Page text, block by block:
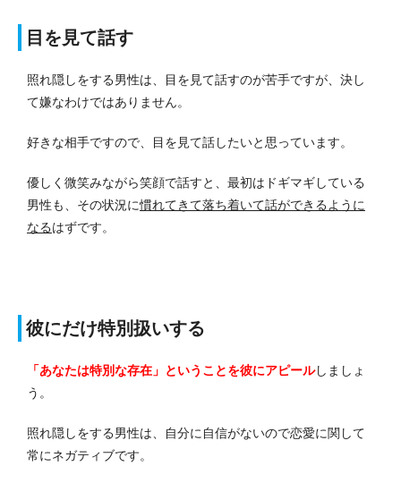
目を見て話す
照れ隠しをする男性は、目を見て話すのが苦手ですが、決し
て嫌なわけではありません。
好きな相手ですので、目を見て話したいと思っています。
優しく微笑みながら笑顔で話すと、最初はドギマギしている
男性も、その状況に慣れてきて落ち着いて話ができるように
なるはずです。
彼にだけ特別扱いする
「あなたは特別な存在」ということを彼にアピールしましょ
う。
照れ隠しをする男性は、自分に自信がないので恋愛に関して
常にネガティブです。